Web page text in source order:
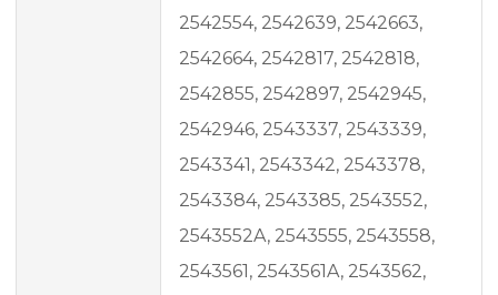
2542554, 2542639, 2542663,
2542664, 2542817, 2542818,
2542855, 2542897, 2542945,
2542946, 2543337, 2543339,
2543341, 2543342, 2543378,
2543384, 2543385, 2543552,
2543552A, 2543555, 2543558,
2543561, 2543561A, 2543562,